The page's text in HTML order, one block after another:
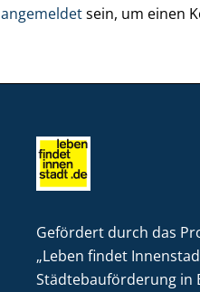
angemeldetsein, um einen
Gefördert durch das
„Leben findet
Städtebauförderung in